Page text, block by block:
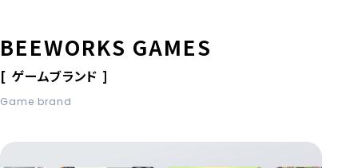
BEEWORKS GAMES
[ ゲームブランド ]
Game brand